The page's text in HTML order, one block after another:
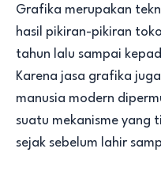
Grafika merupakan
hasil pikiran-pikiran
tahun lalu sampai
Karena jasa grafika
manusia modern
suatu mekanisme yang
sejak sebelum lahir